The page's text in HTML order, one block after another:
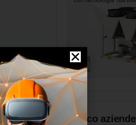
Elenco aziende